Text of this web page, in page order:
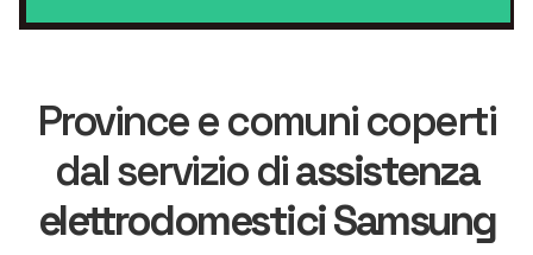
Province e comuni coperti
dal servizio diassistenza
elettrodomestici Samsung